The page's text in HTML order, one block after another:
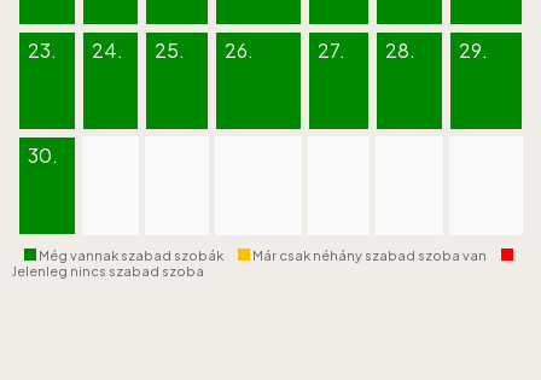
23. 24. 25. 26. 27. 28. 29.
30.
Még vannak szabad szobák
Már csak néhány szabad szoba van
Jelenleg nincs szabad szoba